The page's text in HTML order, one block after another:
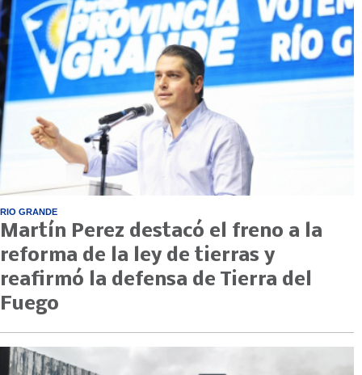
RIO GRANDE
Martín Perez destacó el freno a la
reforma de la ley de tierras y
reafirmó la defensa de Tierra del
Fuego